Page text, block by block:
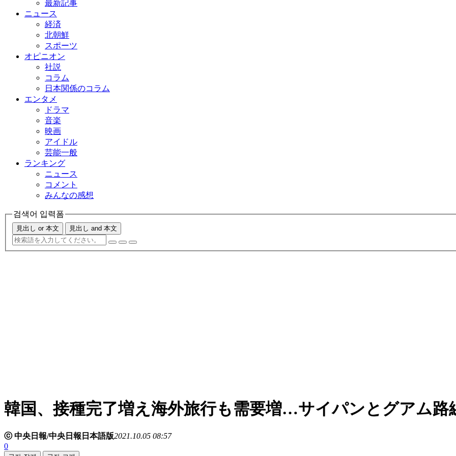
最新記事
ニュース
経済
北朝鮮
スポーツ
オピニオン
社説
コラム
日本関係のコラム
エンタメ
ドラマ
音楽
映画
アイドル
芸能一般
ランキング
ニュース
コメント
みんなの感想
검색어 입력폼
見出し or 本文 見出し and 本文
韓国、接種完了増え海外旅行も需要増…サイパンとグアム路
ⓒ 中央日報/中央日報日本語版2021.10.05 08:57
0